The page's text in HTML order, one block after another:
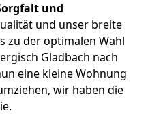
und
und unser breite
zu der optimalen Wahl
Gladbach nach
eine kleine Wohnung
wir haben die